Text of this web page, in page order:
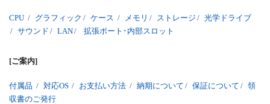
CPU / グラフィック / ケース / メモリ / ストレージ / 光学ドライブ
/ サウンド / LAN/ 拡張ポート･内部スロット
[ご案内]
付属品 / 対応OS / お支払い方法 / 納期について / 保証について / 領
収書のご発行